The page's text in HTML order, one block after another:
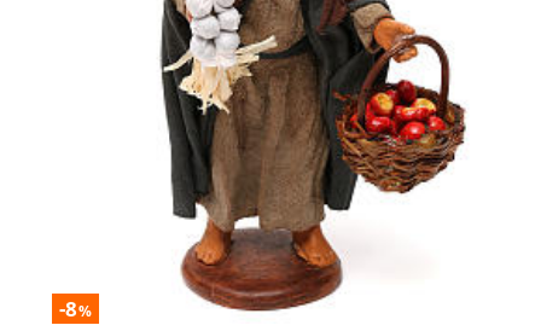
-8%